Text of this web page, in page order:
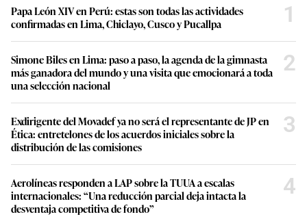
Papa León XIV en Perú: estas son todas las actividades
confirmadas en Lima, Chiclayo, Cusco y Pucallpa
1
Simone Biles en Lima: paso a paso, la agenda de la gimnasta
más ganadora del mundo y una visita que emocionará a toda
una selección nacional
2
Exdirigente del Movadef ya no será el representante de JP en
Ética: entretelones de los acuerdos iniciales sobre la
distribución de las comisiones
3
Aerolíneas responden a LAP sobre la TUUA a escalas
internacionales: “Una reducción parcial deja intacta la
desventaja competitiva de fondo”
4